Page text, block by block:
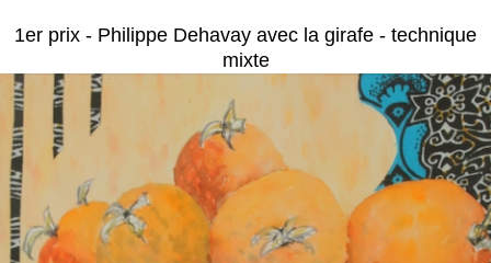
1er prix - Philippe Dehavay avec la girafe - technique
mixte